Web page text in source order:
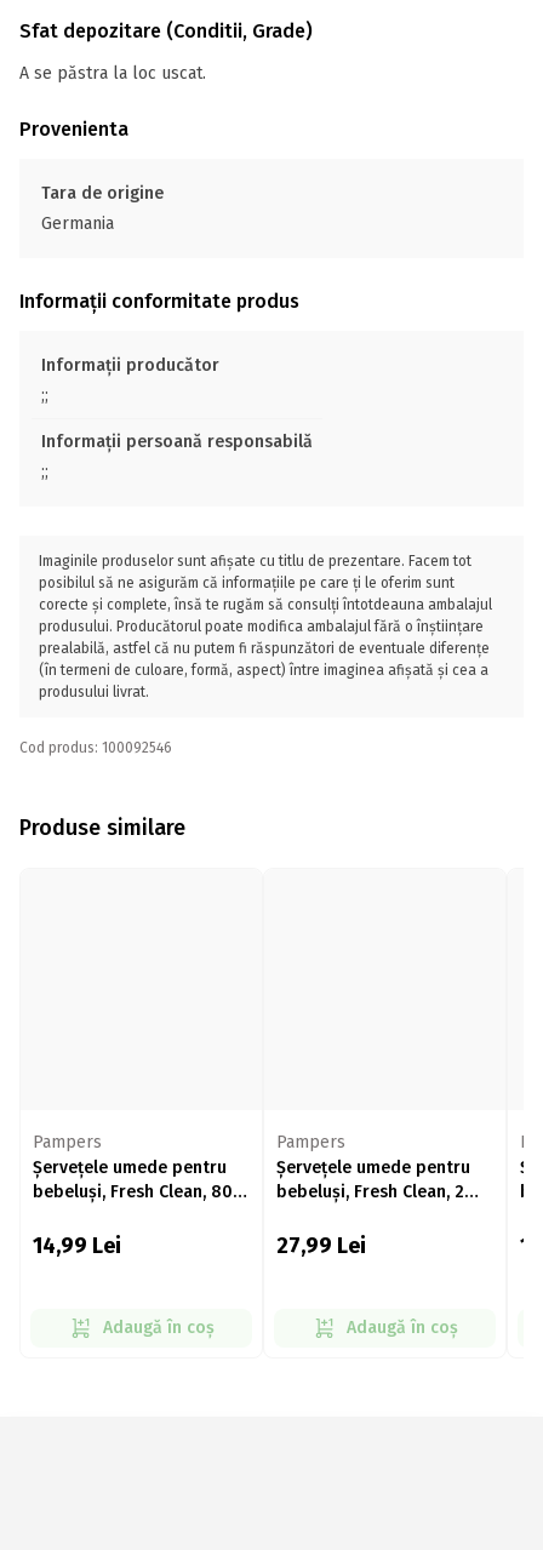
Sfat depozitare (Conditii, Grade)
A se păstra la loc uscat.
Provenienta
Tara de origine
Germania
Informații conformitate produs
Informații producător
;;
Informații persoană responsabilă
;;
Imaginile produselor sunt afișate cu titlu de prezentare. Facem tot
posibilul să ne asigurăm că informațiile pe care ți le oferim sunt
corecte și complete, însă te rugăm să consulți întotdeauna ambalajul
produsului. Producătorul poate modifica ambalajul fără o înștiințare
prealabilă, astfel că nu putem fi răspunzători de eventuale diferențe
(în termeni de culoare, formă, aspect) între imaginea afișată și cea a
produsului livrat.
Cod produs: 100092546
Produse similare
Pampers
Șervețele umede pentru
bebeluși, Fresh Clean, 80
14,99 Lei
Adaugă în coș
Pampers
Șervețele umede pentru
bebeluși, Fresh Clean, 2
27,99 Lei
Adaugă în coș